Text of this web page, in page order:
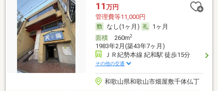
11 万円
管理費等11,000円
なし(1ヶ月)
1ヶ月
面積260m2
1983年2月(築43年7ヶ月)
ＪＲ紀勢本線 紀和駅 徒歩15分
その他の交通
和歌山県和歌山市畑屋敷千体仏丁